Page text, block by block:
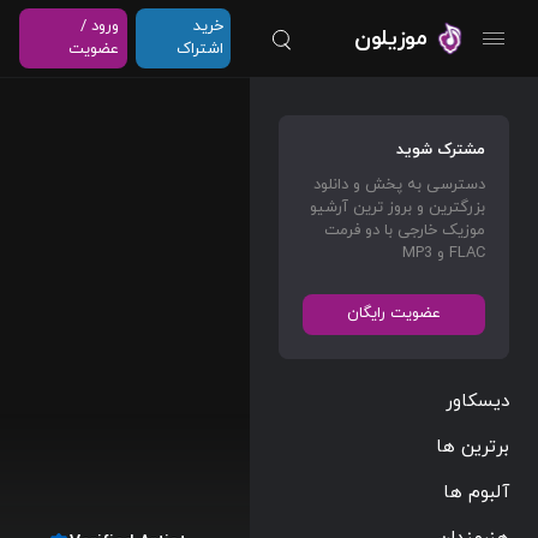
موزیلون
خرید
اشتراک
ورود /
عضویت
مشترک شوید
دسترسی به پخش و دانلود
بزرگترین و بروز ترین آرشیو
موزیک خارجی با دو فرمت
FLAC و MP3
عضویت رایگان
دیسکاور
برترین ها
آلبوم ها